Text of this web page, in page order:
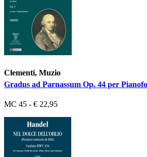
Clementi, Muzio
Gradus ad Parnassum Op. 44 per
MC 45 - € 22,95